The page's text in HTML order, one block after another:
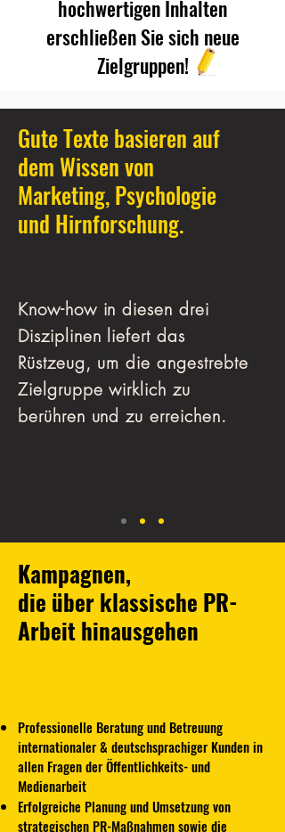
hochwertigen Inhalten
erschließen Sie sich neue
Zielgruppen!
Gute Texte basieren auf
dem Wissen von
Marketing, Psychologie
und Hirnforschung.
Know-how in diesen drei
Disziplinen liefert das
Rüstzeug, um die angestrebte
Zielgruppe wirklich zu
berühren und zu erreichen.
Kampagnen,
die über klassische PR-
Arbeit hinausgehen
Professionelle Beratung und Betreuung
internationaler & deutschsprachiger Kunden in
allen Fragen der Öffentlichkeits- und
Medienarbeit
Erfolgreiche Planung und Umsetzung von
strategischen PR-Maßnahmen sowie die